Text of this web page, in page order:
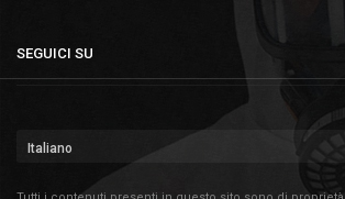
SEGUICI SU